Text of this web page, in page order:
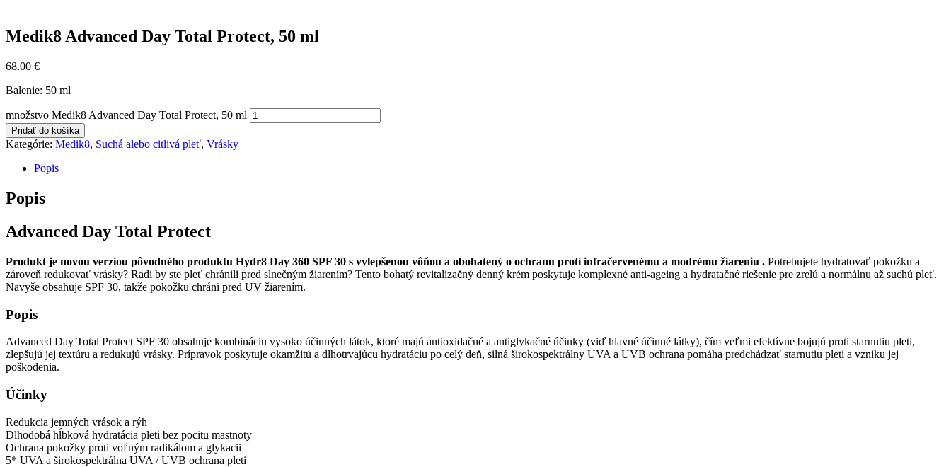
Medik8 Advanced Day Total Protect, 50 ml
68.00 €
Balenie: 50 ml
množstvo Medik8 Advanced Day Total Protect, 50 ml
Pridať do košíka
Kategórie: Medik8, Suchá alebo citlivá pleť, Vrásky
Popis
Popis
Advanced Day Total Protect
Produkt je novou verziou pôvodného produktu Hydr8 Day 360 SPF 30 s vylepšenou vôňou a obohatený o ochranu proti infračervenému a modrému žiareniu . Potrebujete hydratovať pokožku a
zároveň redukovať vrásky? Radi by ste pleť chránili pred slnečným žiarením? Tento bohatý revitalizačný denný krém poskytuje komplexné anti-ageing a hydratačné riešenie pre zrelú a normálnu až suchú pleť.
Navyše obsahuje SPF 30, takže pokožku chráni pred UV žiarením.
Popis
Advanced Day Total Protect SPF 30 obsahuje kombináciu vysoko účinných látok, ktoré majú antioxidačné a antiglykačné účinky (viď hlavné účinné látky), čím veľmi efektívne bojujú proti starnutiu pleti,
zlepšujú jej textúru a redukujú vrásky. Prípravok poskytuje okamžitú a dlhotrvajúcu hydratáciu po celý deň, silná širokospektrálny UVA a UVB ochrana pomáha predchádzať starnutiu pleti a vzniku jej
poškodenia.
Účinky
Redukcia jemných vrások a rýh
Dlhodobá hĺbková hydratácia pleti bez pocitu mastnoty
Ochrana pokožky proti voľným radikálom a glykacii
5* UVA a širokospektrálna UVA / UVB ochrana pleti